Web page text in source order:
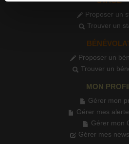
Proposer un
Trouver un
Proposer un
Trouver un
MON
Gérer mon
Gérer mes
Gérer mon
Gérer mes